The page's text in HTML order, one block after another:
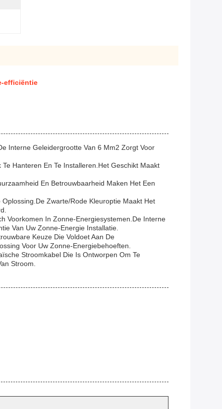
efficiëntie
Interne Geleidergrootte Van 6 Mm2 Zorgt Voor
Hanteren En Te Installeren.het Geschikt Maakt
En Betrouwbaarheid Maken Het Een
Oplossing.De Zwarte/rode Kleuroptie Maakt Het
Voorkomen In Zonne-Energiesystemen.De Interne
Van Uw Zonne-Energie Installatie.
Keuze Die Voldoet Aan De
Voor Uw Zonne-Energiebehoeften.
Stroomkabel Die Is Ontworpen Om Te
Stroom.